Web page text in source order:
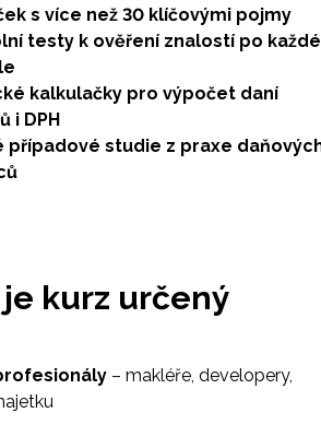
s více než 30 klíčovými pojmy
testy k ověření znalostí po každé
kalkulačky pro výpočet daní
i DPH
případové studie z praxe
je kurz určený
– makléře, developery,